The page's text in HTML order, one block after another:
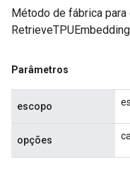
Método de fábrica para
Parâmetros
escopo
opções